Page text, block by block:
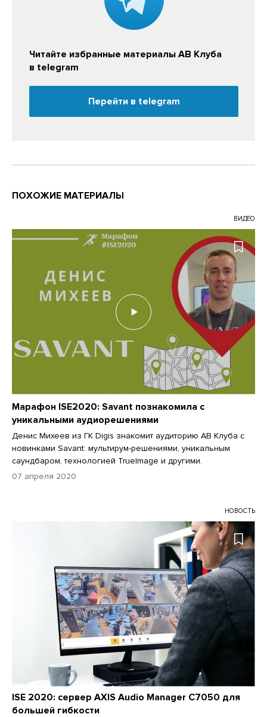
Читайте избранные материалы АВ Клуба
в telegram
Перейти в telegram
ПОХОЖИЕ МАТЕРИАЛЫ
ВИДЕО
Марафон ISE2020: Savant познакомила с
уникальными аудиорешениями
Денис Михеев из ГК Digis знакомит аудиторию АВ Клуба с
новинками Savant: мультирум-решениями, уникальным
саундбаром, технологией TrueImage и другими.
07 апреля 2020
НОВОСТЬ
ISE 2020: сервер AXIS Audio Manager C7050 для
большей гибкости